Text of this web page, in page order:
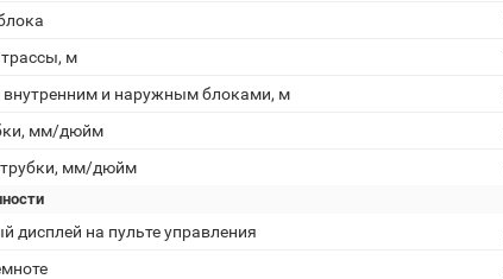
м
и наружным блоками, м
мм/дюйм
мм/дюйм
дисплей на пульте управления